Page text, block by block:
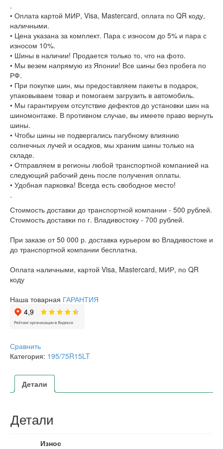
.
• Оплата картой МИР, Visa, Mastercard, оплата по QR коду,
наличными.
• Цена указана за комплект. Пара с износом до 5% и пара с
износом 10%.
• Шины в наличии! Продается только то, что на фото.
• Мы везем напрямую из Японии! Все шины без пробега по
РФ.
• При покупке шин, мы предоставляем пакеты в подарок,
упаковываем товар и помогаем загрузить в автомобиль.
• Мы гарантируем отсутствие дефектов до установки шин на
шиномонтаже. В противном случае, вы имеете право вернуть
шины.
• Чтобы шины не подвергались пагубному влиянию
солнечных лучей и осадков, мы храним шины только на
складе.
• Отправляем в регионы любой транспортной компанией на
следующий рабочий день после получения оплаты.
• Удобная парковка! Всегда есть свободное место!
.
Стоимость доставки до транспортной компании - 500 рублей.
Стоимость доставки по г. Владивостоку - 700 рублей.
При заказе от 50 000 р. доставка курьером во Владивостоке и
до транспортной компании бесплатна.
Оплата наличными, картой Visa, Mastercard, МИР, по QR
коду
Наша товарная ГАРАНТИЯ
Сравнить
Категория: 195/75R15LT
Детали
Детали
Износ